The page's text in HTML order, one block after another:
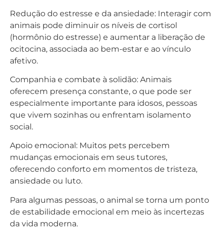
Redução do estresse e da ansiedade: Interagir com
animais pode diminuir os níveis de cortisol
(hormônio do estresse) e aumentar a liberação de
ocitocina, associada ao bem-estar e ao vínculo
afetivo.
Companhia e combate à solidão: Animais
oferecem presença constante, o que pode ser
especialmente importante para idosos, pessoas
que vivem sozinhas ou enfrentam isolamento
social.
Apoio emocional: Muitos pets percebem
mudanças emocionais em seus tutores,
oferecendo conforto em momentos de tristeza,
ansiedade ou luto.
Para algumas pessoas, o animal se torna um ponto
de estabilidade emocional em meio às incertezas
da vida moderna.